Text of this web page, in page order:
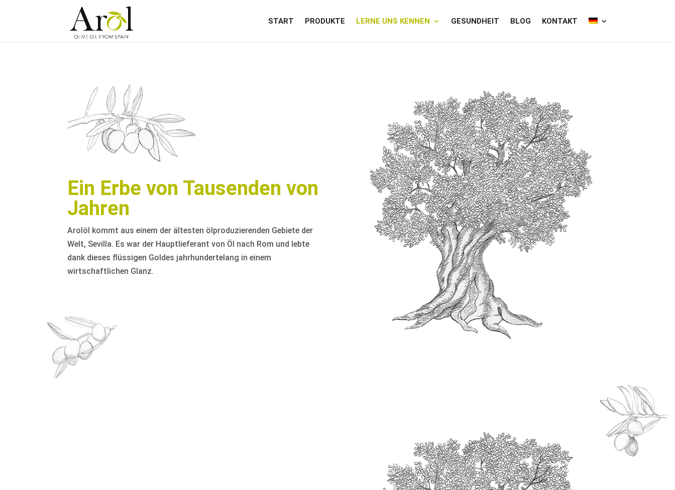
START PRODUKTE LERNE UNS KENNEN GESUNDHEIT BLOG KONTAKT
Ein Erbe von Tausenden von
Jahren
Arolöl kommt aus einem der ältesten ölproduzierenden Gebiete der
Welt, Sevilla. Es war der Hauptlieferant von Öl nach Rom und lebte
dank dieses flüssigen Goldes jahrhundertelang in einem
wirtschaftlichen Glanz.